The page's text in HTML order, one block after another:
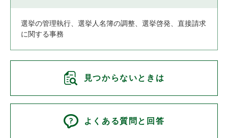
選挙の管理執行、選挙人名簿の調整、選挙啓発、直接請求
に関する事務
見つからないときは
よくある質問と回答